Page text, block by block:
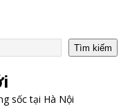
Tìm kiếm
sốc tại Hà Nội